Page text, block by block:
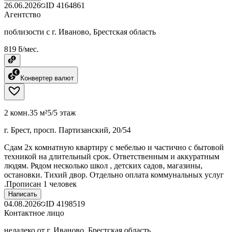
26.06.2026 ID 4164861
Агентство
поблизости с г. Иваново, Брестская область
819 ƃ/мес.
Конвертер валют
2 комн.35 м²5/5 этаж
г. Брест, просп. Партизанский, 20/54
Сдам 2х комнатную квартиру с мебелью и частично с бытовой
техникой на длительный срок. Ответственным и аккуратным
людям. Рядом несколько школ , детских садов, магазины,
остановки. Тихий двор. Отдельно оплата коммунальных услуг
.Прописан 1 человек
Написать
04.08.2026 ID 4198519
Контактное лицо
недалеко от г. Иваново, Брестская область